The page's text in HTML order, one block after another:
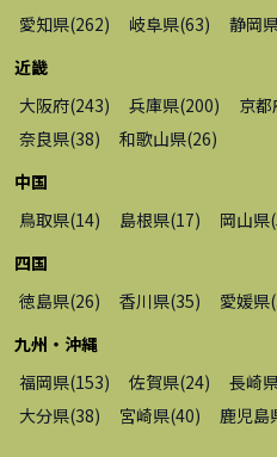
愛知県(262) 岐阜県(63) 静岡
近畿
大阪府(243) 兵庫県(200) 京都
奈良県(38) 和歌山県(26)
中国
鳥取県(14) 島根県(17) 岡山県(
四国
徳島県(26) 香川県(35) 愛媛県(
九州・沖縄
福岡県(153) 佐賀県(24) 長崎
大分県(38) 宮崎県(40) 鹿児島